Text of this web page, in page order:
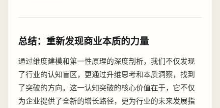
总结：重新发现商业本质的力量
通过维度建模和第一性原理的深度剖析，我们不仅发现
了行业的认知盲区，更通过升维思考和本质洞察，找到
了突破的方向。这一认知突破的核心价值在于，它不仅
为企业提供了全新的增长路径，更为行业的未来发展指